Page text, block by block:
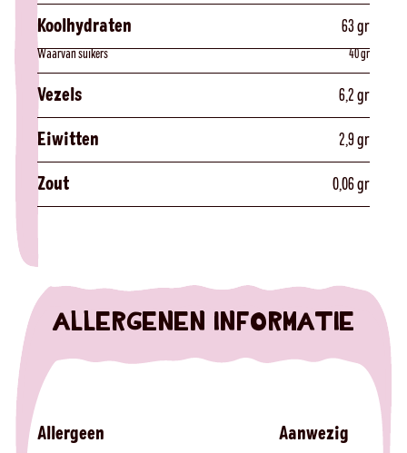
Koolhydraten 63 gr
Waarvan suikers 40 gr
Vezels 6,2 gr
Eiwitten 2,9 gr
Zout 0,06 gr
ALLERGENEN INFORMATIE
Allergeen Aanwezig